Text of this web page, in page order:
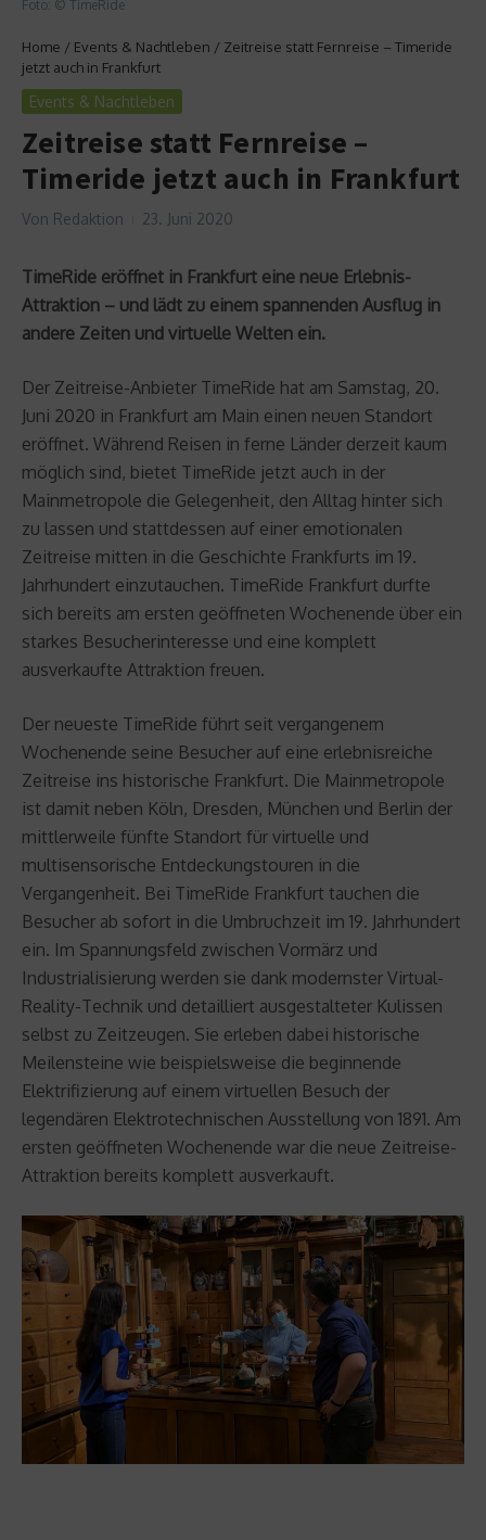
Foto: © TimeRide
Home / Events & Nachtleben / Zeitreise statt Fernreise – Timeride
jetzt auch in Frankfurt
Events & Nachtleben
Zeitreise statt Fernreise –
Timeride jetzt auch in Frankfurt
Von Redaktion 23. Juni 2020
TimeRide eröffnet in Frankfurt eine neue Erlebnis-
Attraktion – und lädt zu einem spannenden Ausflug in
andere Zeiten und virtuelle Welten ein.
Der Zeitreise-Anbieter TimeRide hat am Samstag, 20.
Juni 2020 in Frankfurt am Main einen neuen Standort
eröffnet. Während Reisen in ferne Länder derzeit kaum
möglich sind, bietet TimeRide jetzt auch in der
Mainmetropole die Gelegenheit, den Alltag hinter sich
zu lassen und stattdessen auf einer emotionalen
Zeitreise mitten in die Geschichte Frankfurts im 19.
Jahrhundert einzutauchen. TimeRide Frankfurt durfte
sich bereits am ersten geöffneten Wochenende über ein
starkes Besucherinteresse und eine komplett
ausverkaufte Attraktion freuen.
Der neueste TimeRide führt seit vergangenem
Wochenende seine Besucher auf eine erlebnisreiche
Zeitreise ins historische Frankfurt. Die Mainmetropole
ist damit neben Köln, Dresden, München und Berlin der
mittlerweile fünfte Standort für virtuelle und
multisensorische Entdeckungstouren in die
Vergangenheit. Bei TimeRide Frankfurt tauchen die
Besucher ab sofort in die Umbruchzeit im 19. Jahrhundert
ein. Im Spannungsfeld zwischen Vormärz und
Industrialisierung werden sie dank modernster Virtual-
Reality-Technik und detailliert ausgestalteter Kulissen
selbst zu Zeitzeugen. Sie erleben dabei historische
Meilensteine wie beispielsweise die beginnende
Elektrifizierung auf einem virtuellen Besuch der
legendären Elektrotechnischen Ausstellung von 1891. Am
ersten geöffneten Wochenende war die neue Zeitreise-
Attraktion bereits komplett ausverkauft.